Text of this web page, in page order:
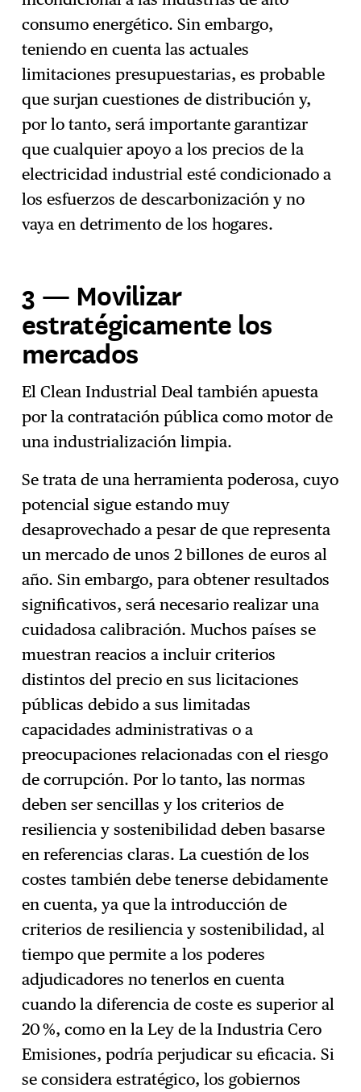
consumo energético. Sin embargo,
teniendo en cuenta las actuales
limitaciones presupuestarias, es probable
que surjan cuestiones de distribución y,
por lo tanto, será importante garantizar
que cualquier apoyo a los precios de la
electricidad industrial esté condicionado a
los esfuerzos de descarbonización y no
vaya en detrimento de los hogares.
3 — Movilizar
estratégicamente los
mercados
El Clean Industrial Deal también apuesta
por la contratación pública como motor de
una industrialización limpia.
Se trata de una herramienta poderosa, cuyo
potencial sigue estando muy
desaprovechado a pesar de que representa
un mercado de unos 2 billones de euros al
año. Sin embargo, para obtener resultados
significativos, será necesario realizar una
cuidadosa calibración. Muchos países se
muestran reacios a incluir criterios
distintos del precio en sus licitaciones
públicas debido a sus limitadas
capacidades administrativas o a
preocupaciones relacionadas con el riesgo
de corrupción. Por lo tanto, las normas
deben ser sencillas y los criterios de
resiliencia y sostenibilidad deben basarse
en referencias claras. La cuestión de los
costes también debe tenerse debidamente
en cuenta, ya que la introducción de
criterios de resiliencia y sostenibilidad, al
tiempo que permite a los poderes
adjudicadores no tenerlos en cuenta
cuando la diferencia de coste es superior al
20 %, como en la Ley de la Industria Cero
Emisiones, podría perjudicar su eficacia. Si
se considera estratégico, los gobiernos